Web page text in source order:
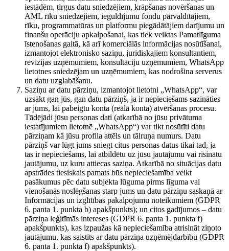
iestādēm, tirgus datu sniedzējiem, krāpšanas novēršanas un
AML rīku sniedzējiem, ieguldījumu fondu pārvaldītājiem,
rīku, programmatūras un platformu piegādātājiem darījumu un
finanšu operāciju apkalpošanai, kas tiek veiktas Pamatlīguma
īstenošanas gaitā, kā arī komerciālās informācijas nosūtīšanai,
izmantojot elektronisko saziņu, juridiskajiem konsultantiem,
revīzijas uzņēmumiem, konsultāciju uzņēmumiem, WhatsApp
lietotnes sniedzējam un uzņēmumiem, kas nodrošina serverus
un datu uzglabāšanu.
Saziņu ar datu pārziņu, izmantojot lietotni „WhatsApp“, var
uzsākt gan jūs, gan datu pārziņš, ja ir nepieciešams sazināties
ar jums, lai pabeigtu konta (reālā konta) atvēršanas procesu.
Tādējādi jūsu personas dati (atkarībā no jūsu privātuma
iestatījumiem lietotnē „WhatsApp“) var tikt nosūtīti datu
pārziņam kā jūsu profila attēls un tālruņa numurs. Datu
pārziņš var lūgt jums sniegt citus personas datus tikai tad, ja
tas ir nepieciešams, lai atbildētu uz jūsu jautājumu vai risinātu
jautājumu, uz kuru attiecas saziņa. Atkarībā no situācijas datu
apstrādes tiesiskais pamats būs nepieciešamība veikt
pasākumus pēc datu subjekta lūguma pirms līguma vai
vienošanās noslēgšanas starp jums un datu pārziņu saskaņā ar
Informācijas un izglītības pakalpojumu noteikumiem (GDPR
6. panta 1. punkta b) apakšpunkts); un citos gadījumos – datu
pārziņa leģitīmās intereses (GDPR 6. panta 1. punkta f)
apakšpunkts), kas izpaužas kā nepieciešamība atrisināt ziņoto
jautājumu, kas saistīts ar datu pārziņa uzņēmējdarbību (GDPR
6. panta 1. punkta f) apakšpunkts).